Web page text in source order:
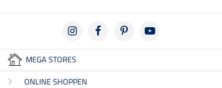
MEGA STORES
ONLINE SHOPPEN